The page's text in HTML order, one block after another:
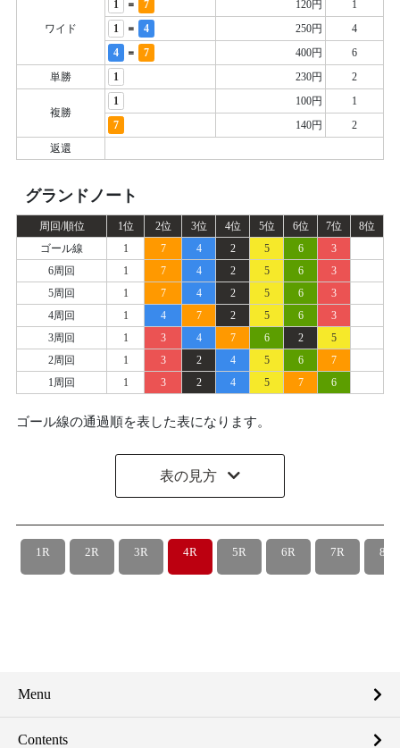
ワイド
1 = 7 120円
1
1
= 4 250円
4
4
= 7 400円
6
単勝
1 230円 2
複勝
1 100円
1
7
140円
2
返還
グランドノート
周回/順位 1位 2位 3位 4位 5位 6位 7位
8位
ゴール線
1 7 4 2 5 6
3
6周回
1 7 4 2 5 6
3
5周回
1 7 4 2 5 6
3
4周回
1 4 7 2 5 6
3
3周回
1 3 4 7 6 2
5
2周回
1 3 2 4 5 6
7
1周回
1 3 2 4 5 7 6
ゴール線の通過順を表した表になります。
表の見方
1R 2R 3R 4R 5R 6R 7R 8R
Menu
Contents